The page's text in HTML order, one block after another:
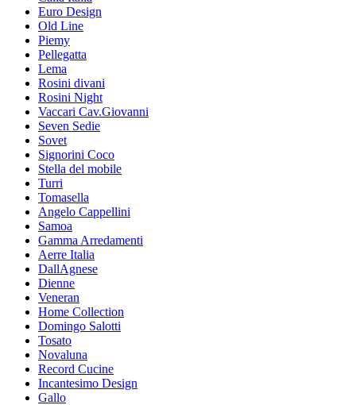
Euro Design
Old Line
Piemy
Pellegatta
Lema
Rosini divani
Rosini Night
Vaccari Cav.Giovanni
Seven Sedie
Sovet
Signorini Coco
Stella del mobile
Turri
Tomasella
Angelo Cappellini
Samoa
Gamma Arredamenti
Aerre Italia
DallAgnese
Dienne
Veneran
Home Collection
Domingo Salotti
Tosato
Novaluna
Record Cucine
Incantesimo Design
Gallo